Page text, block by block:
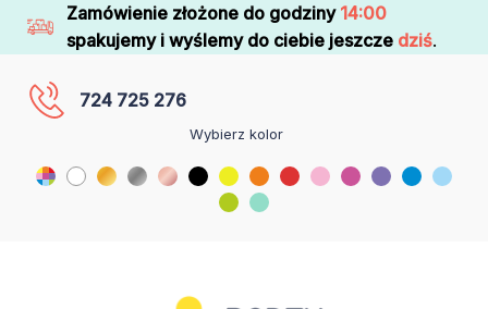
Zamówienie złożone do godziny 14:00
spakujemy i wyślemy do ciebie jeszcze dziś.
724 725 276
Wybierz kolor